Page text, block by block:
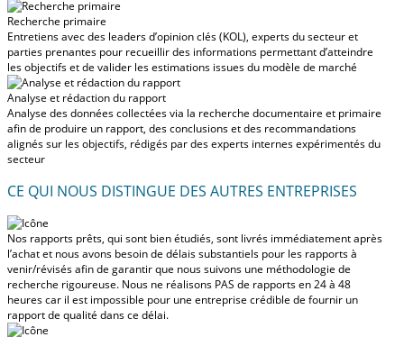
Recherche primaire
Entretiens avec des leaders d’opinion clés (KOL), experts du secteur et
parties prenantes pour recueillir des informations permettant d’atteindre
les objectifs et de valider les estimations issues du modèle de marché
Analyse et rédaction du rapport
Analyse des données collectées via la recherche documentaire et primaire
afin de produire un rapport, des conclusions et des recommandations
alignés sur les objectifs, rédigés par des experts internes expérimentés du
secteur
CE QUI NOUS DISTINGUE DES AUTRES ENTREPRISES
Nos rapports prêts, qui sont bien étudiés, sont livrés immédiatement après
l’achatet nous avons besoin de délais substantiels pour les rapports à
venir/révisés afin de garantir que nous suivons une méthodologie de
recherche rigoureuse. Nous ne réalisons PAS de rapports en 24 à 48
heurescar il est impossible pour une entreprise crédible de fournir un
rapport de qualité dans ce délai.